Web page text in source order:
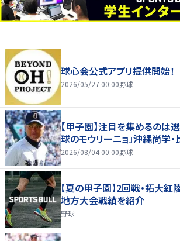
球心会公式アプリ提供開始！
2026/05/27 00:00野球
【甲子園】注目を集めるのは
球のモウリーニョ」沖縄尚学
2026/08/04 00:00野球
【夏の甲子園】2回戦・拓大
地方大会戦績を紹介
野球